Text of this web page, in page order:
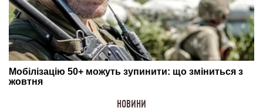
НОВИНИ